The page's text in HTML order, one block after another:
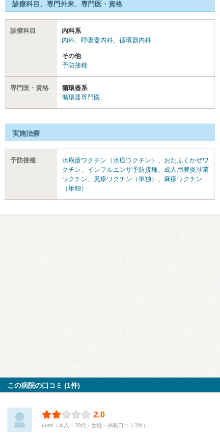
診療科目、専門外来、専門医・資格
診療科目
内科系
内科、 呼吸器内科、 循環器内科
その他
予防接種
専門医・資格
循環器系
循環器専門医
実施治療
予防接種 水疱瘡ワクチン（水痘ワクチン） 、 おたふくかぜワ
クチン、 インフルエンザ予防接種、 成人用肺炎球菌
ワクチン、 風疹ワクチン（単独） 、 麻疹ワクチン
（単独）
この病院の口コミ (1件)
2.0
yumi（本人・30代・女性・掲載口コミ3件）